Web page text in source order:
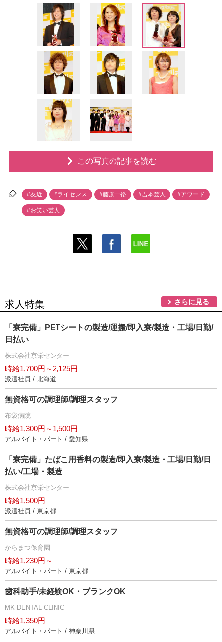
この写真の記事を読む
#友近 #ライセンス #藤原一裕 #吉本芸人 #アワード
#お笑い芸人
求人特集 さらに見る
「寮完備」PETシートの製造/運搬/即入寮/製造・工場/日勤/
日払い
株式会社京栄センター
時給1,700円～2,125円
派遣社員 / 北海道
無資格可の調理師/調理スタッフ
布袋病院
時給1,300円～1,500円
アルバイト・パート / 愛知県
「寮完備」たばこ用香料の製造/即入寮/製造・工場/日勤/日
払い/工場・製造
株式会社京栄センター
時給1,500円
派遣社員 / 東京都
無資格可の調理師/調理スタッフ
からまつ保育園
時給1,230円～
アルバイト・パート / 東京都
歯科助手/未経験OK・ブランクOK
MK DENTAL CLINIC
時給1,350円
アルバイト・パート / 神奈川県